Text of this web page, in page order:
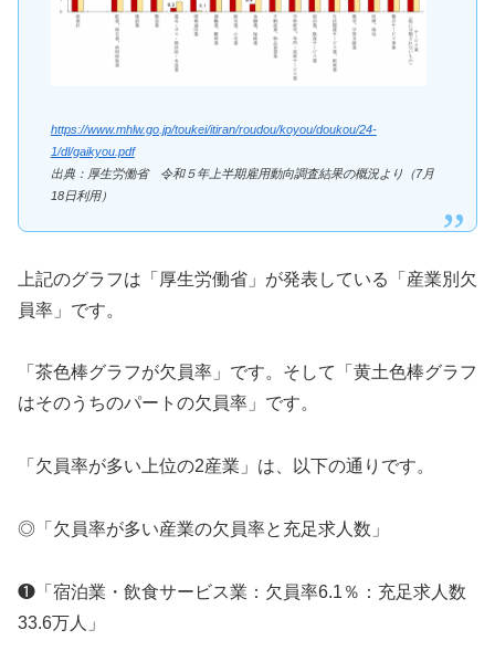
https://www.mhlw.go.jp/toukei/itiran/roudou/koyou/doukou/24-
1/dl/gaikyou.pdf
出典：厚生労働省 令和５年上半期雇用動向調査結果の概況より（7月
18日利用）
上記のグラフは「厚生労働省」が発表している「産業別欠
員率」です。
「茶色棒グラフが欠員率」です。そして「黄土色棒グラフ
はそのうちのパートの欠員率」です。
「欠員率が多い上位の2産業」は、以下の通りです。
◎「欠員率が多い産業の欠員率と充足求人数」
❶「宿泊業・飲食サービス業：欠員率6.1％：充足求人数
33.6万人」